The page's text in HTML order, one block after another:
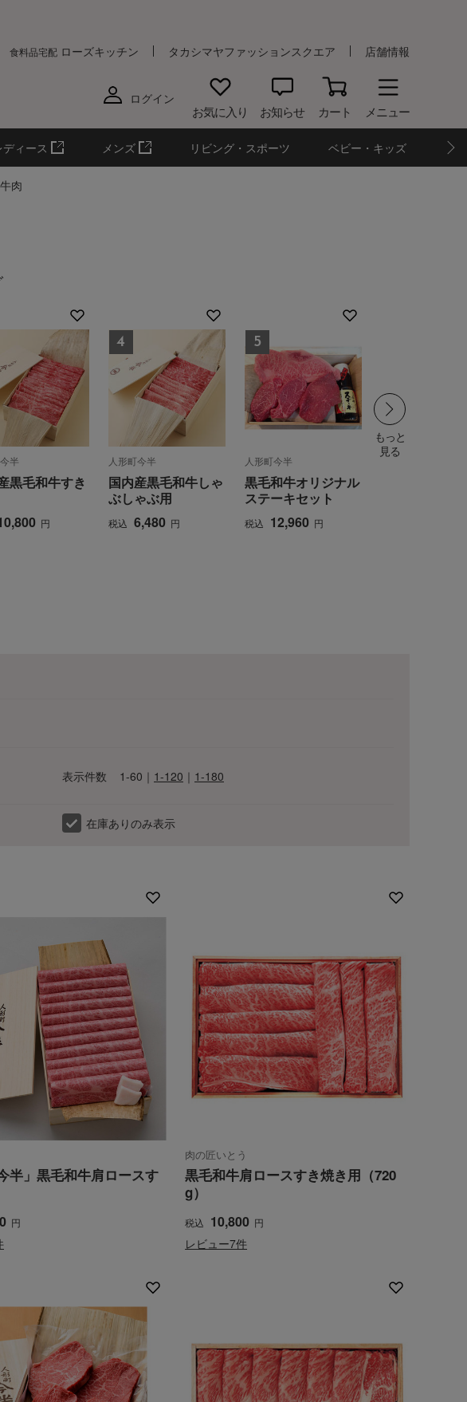
食料品宅配 ローズキッチン タカシマヤファッションスクエア 店舗情報
ログイン
お気に入り お知らせ カート メニュー
ディース メンズ リビング・スポーツ ベビー・キッズ
牛肉
ヤ ワ
半
黒毛和牛すき
円
人形町今半
国内産黒毛和牛しゃ
ぶしゃぶ用
税込 6,480 円
人形町今半
黒毛和牛オリジナル
ステーキセット
税込 12,960 円
もっと
見る
表示件数 1-60 ｜ 1-120 ｜ 1-180
在庫ありのみ表示
半」黒毛和牛肩ロースす
円
肉の匠いとう
黒毛和牛肩ロースすき焼き用（720
g）
税込 10,800 円
レビュー7件